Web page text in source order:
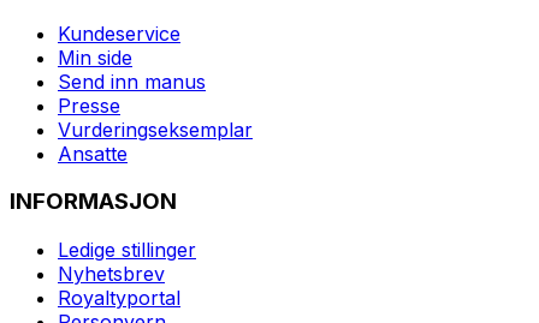
Kundeservice
Min side
Send inn manus
Presse
Vurderingseksemplar
Ansatte
INFORMASJON
Ledige stillinger
Nyhetsbrev
Royaltyportal